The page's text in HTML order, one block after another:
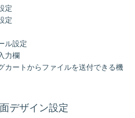
定
定
ル設定
力欄
カートからファイルを送付できる機
デザイン設定